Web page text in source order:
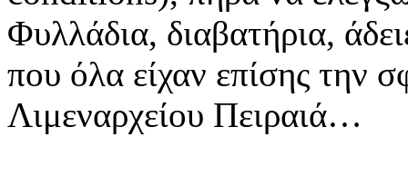
Φυλλάδια, διαβατήρια,
που όλα είχαν επίσης την
Λιμεναρχείου Πειραιά…